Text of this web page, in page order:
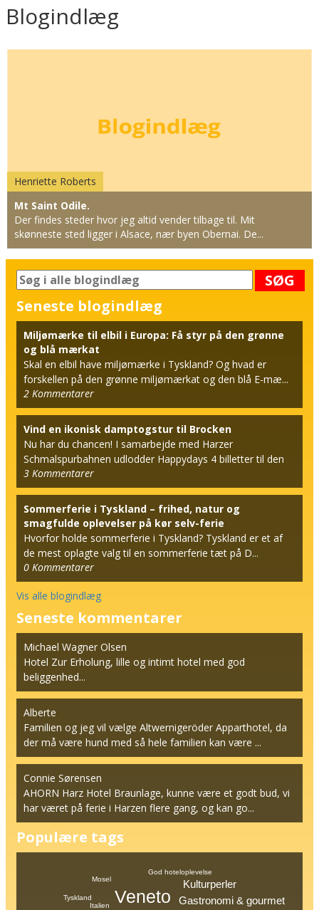
Blogindlæg
Henriette Roberts
Mt Saint Odile.
Der findes steder hvor jeg altid vender tilbage til. Mit
skønneste sted ligger i Alsace, nær byen Obernai. De...
SØG
Seneste blogindlæg
Miljømærke til elbil i Europa: Få styr på den grønne
og blå mærkat
Skal en elbil have miljømærke i Tyskland? Og hvad er
forskellen på den grønne miljømærkat og den blå E-mæ...
2 Kommentarer
Vind en ikonisk damptogstur til Brocken
Nu har du chancen! I samarbejde med Harzer
Schmalspurbahnen udlodder Happydays 4 billetter til den
berømt...
3 Kommentarer
Sommerferie i Tyskland – frihed, natur og
smagfulde oplevelser på kør selv-ferie
Hvorfor holde sommerferie i Tyskland? Tyskland er et af
de mest oplagte valg til en sommerferie tæt på D...
0 Kommentarer
Vis alle blogindlæg
Seneste kommentarer
Michael Wagner Olsen
Hotel Zur Erholung, lille og intimt hotel med god
beliggenhed...
Alberte
Familien og jeg vil vælge Altwernigeröder Apparthotel, da
der må være hund med så hele familien kan være ...
Connie Sørensen
AHORN Harz Hotel Braunlage, kunne være et godt bud, vi
har været på ferie i Harzen flere gang, og kan go...
Populære tags
Veneto Gastronomi & gourmet
Kulturperler
God hoteloplevelse
Tyskland
Italien
Mosel